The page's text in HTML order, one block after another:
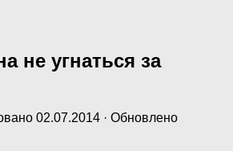
не угнаться за
02.07.2014 · Обновлено